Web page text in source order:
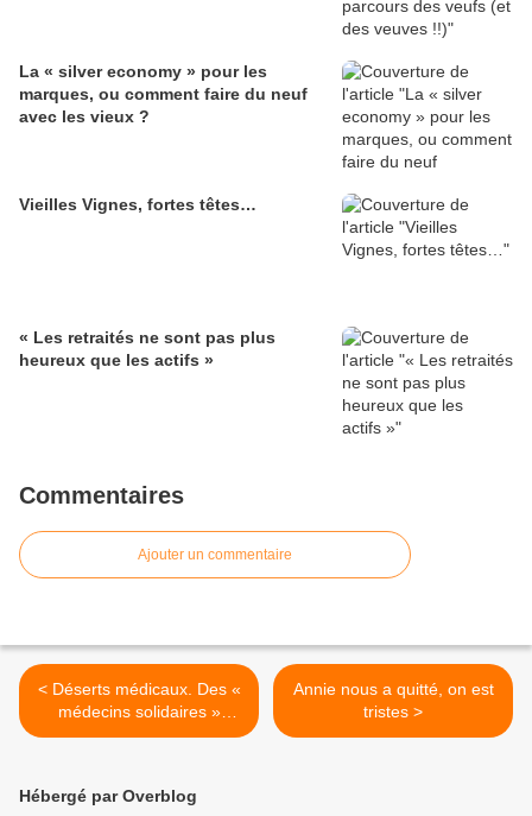
La « silver economy » pour les
marques, ou comment faire du neuf
avec les vieux ?
Vieilles Vignes, fortes têtes…
« Les retraités ne sont pas plus
heureux que les actifs »
Commentaires
Ajouter un commentaire
< Déserts médicaux. Des «
médecins solidaires »
vadrouillent dans la
Annie nous a quitté, on est
tristes >
Hébergé par Overblog